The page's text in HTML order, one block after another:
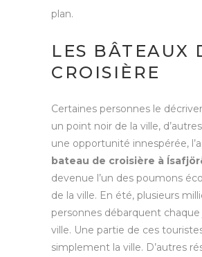
plan.
LES BÂTEAUX
CROISIÈRE
Certaines personnes le
un point noir de la ville,
une opportunité innespérée,
bateau de croisière à
devenue l’un des poumons
de la ville. En été, plusieurs
personnes débarquent chaque
ville. Une partie de ces
simplement la ville. D’autres